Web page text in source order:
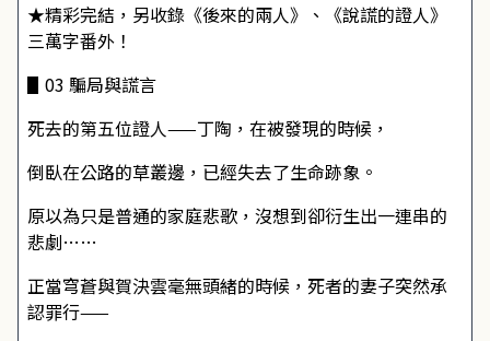
★精彩完結，另收錄《後來的兩人》、《說謊的證人》
三萬字番外！
▋03 騙局與謊言
死去的第五位證人——丁陶，在被發現的時候，
倒臥在公路的草叢邊，已經失去了生命跡象。
原以為只是普通的家庭悲歌，沒想到卻衍生出一連串的
悲劇……
正當穹蒼與賀決雲毫無頭緒的時候，死者的妻子突然承
認罪行——